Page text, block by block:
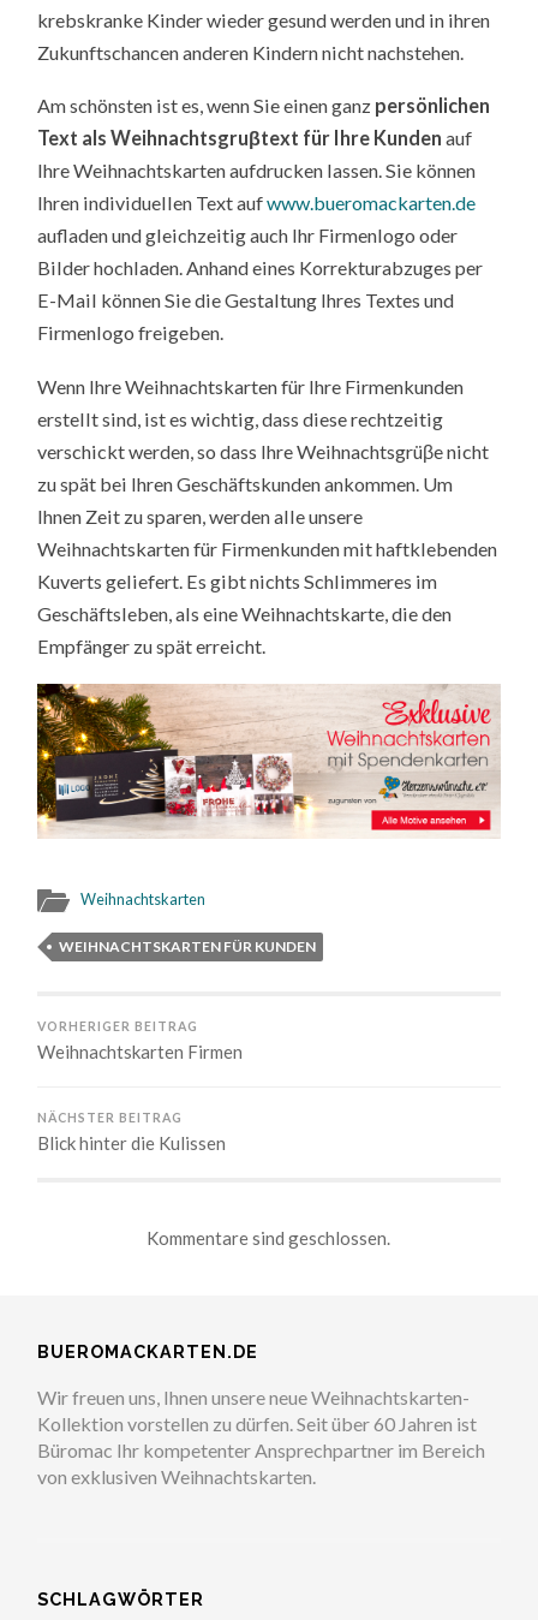
krebskranke Kinder wieder gesund werden und in ihren
Zukunftschancen anderen Kindern nicht nachstehen.
Am schönsten ist es, wenn Sie einen ganz persönlichen
Text als Weihnachtsgruβtext für Ihre Kunden auf
Ihre Weihnachtskarten aufdrucken lassen. Sie können
Ihren individuellen Text aufwww.bueromackarten.de
aufladen und gleichzeitig auch Ihr Firmenlogo oder
Bilder hochladen. Anhand eines Korrekturabzuges per
E-Mail können Sie die Gestaltung Ihres Textes und
Firmenlogo freigeben.
Wenn Ihre Weihnachtskarten für Ihre Firmenkunden
erstellt sind, ist es wichtig, dass diese rechtzeitig
verschickt werden, so dass Ihre Weihnachtsgrüβe nicht
zu spät bei Ihren Geschäftskunden ankommen. Um
Ihnen Zeit zu sparen, werden alle unsere
Weihnachtskarten für Firmenkunden mit haftklebenden
Kuverts geliefert. Es gibt nichts Schlimmeres im
Geschäftsleben, als eine Weihnachtskarte, die den
Empfänger zu spät erreicht.
Weihnachtskarten
WEIHNACHTSKARTEN FÜR KUNDEN
VORHERIGER BEITRAG
Weihnachtskarten Firmen
NÄCHSTER BEITRAG
Blick hinter die Kulissen
Kommentare sind geschlossen.
BUEROMACKARTEN.DE
Wir freuen uns, Ihnen unsere neue Weihnachtskarten-
Kollektion vorstellen zu dürfen. Seit über 60 Jahren ist
Büromac Ihr kompetenter Ansprechpartner im Bereich
von exklusiven Weihnachtskarten.
SCHLAGWÖRTER